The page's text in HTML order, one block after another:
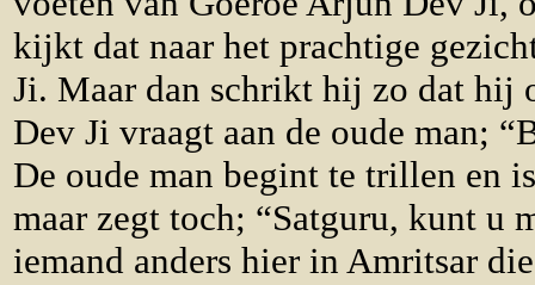
kijkt dat naar het prachtige
Ji. Maar dan schrikt hij zo dat hij
Dev Ji vraagt aan de oude man;
De oude man begint te trillen en
maar zegt toch; “Satguru, kunt u
iemand anders hier in Amritsar